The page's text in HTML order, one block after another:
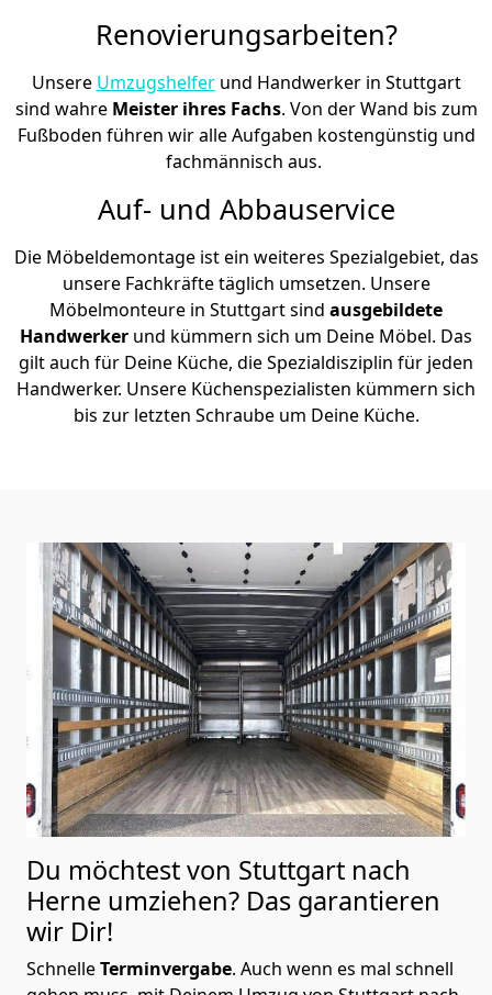
Renovierungsarbeiten?
Unsere Umzugshelferund Handwerker in Stuttgart
sind wahre Meister ihres Fachs. Von der Wand bis zum
Fußboden führen wir alle Aufgaben kostengünstig und
fachmännisch aus.
Auf- und Abbauservice
Die Möbeldemontage ist ein weiteres Spezialgebiet, das
unsere Fachkräfte täglich umsetzen. Unsere
Möbelmonteure in Stuttgart sind ausgebildete
Handwerker und kümmern sich um Deine Möbel. Das
gilt auch für Deine Küche, die Spezialdisziplin für jeden
Handwerker. Unsere Küchenspezialisten kümmern sich
bis zur letzten Schraube um Deine Küche.
Du möchtest von Stuttgart nach
Herne umziehen? Das garantieren
wir Dir!
SchnelleTerminvergabe. Auch wenn es mal schnell